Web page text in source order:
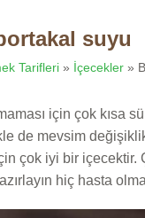
suyu
Tarifleri » İçecekler »
için çok kısa
de mevsim
çok iyi bir içecektir.
hiç hasta